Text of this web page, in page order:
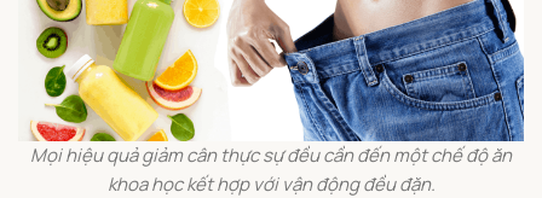
Mọi hiệu quả giảm cân thực sự đều cần đến một chế độ ăn
khoa học kết hợp với vận động đều đặn.